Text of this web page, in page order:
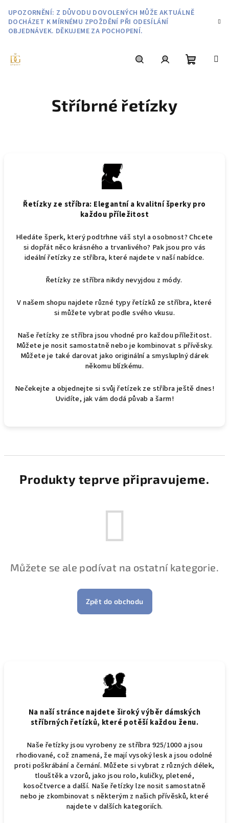
obsah
UPOZORNĚNÍ: Z DŮVODU DOVOLENÝCH MŮŽE AKTUÁLNĚ
DOCHÁZET K MÍRNÉMU ZPOŽDĚNÍ PŘI ODESÍLÁNÍ
OBJEDNÁVEK. DĚKUJEME ZA POCHOPENÍ.
Stříbrné řetízky
Řetízky ze stříbra: Elegantní a kvalitní šperky pro
každou příležitost
Hledáte šperk, který podtrhne váš styl a osobnost? Chcete
si dopřát něco krásného a trvanlivého? Pak jsou pro vás
ideální řetízky ze stříbra, které najdete v naší nabídce.
Řetízky ze stříbra nikdy nevyjdou z módy.
V našem shopu najdete různé typy řetízků ze stříbra, které
si můžete vybrat podle svého vkusu.
Naše řetízky ze stříbra jsou vhodné pro každou příležitost.
Můžete je nosit samostatně nebo je kombinovat s přívěsky.
Můžete je také darovat jako originální a smysluplný dárek
někomu blízkému.
Nečekejte a objednejte si svůj řetízek ze stříbra ještě dnes!
Uvidíte, jak vám dodá půvab a šarm!
Produkty teprve připravujeme.
Můžete se ale podívat na ostatní kategorie.
Zpět do obchodu
Na naší stránce najdete široký výběr dámských
stříbrných řetízků, které potěší každou ženu.
Naše řetízky jsou vyrobeny ze stříbra 925/1000 a jsou
rhodiované, což znamená, že mají vysoký lesk a jsou odolné
proti poškrábání a černání. Můžete si vybrat z různých délek,
tlouštěk a vzorů, jako jsou rolo, kuličky, pletené,
kosočtverce a další. Naše řetízky lze nosit samostatně
nebo je zkombinovat s některým z našich přívěsků, které
najdete v dalších kategoriích.